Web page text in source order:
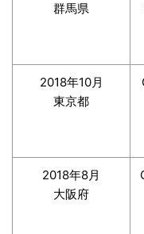
群馬県
2018年10月
東京都
2018年8月
大阪府